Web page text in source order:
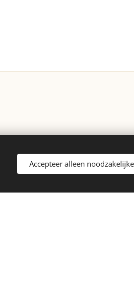
Accepteer alleen noodzakelijke